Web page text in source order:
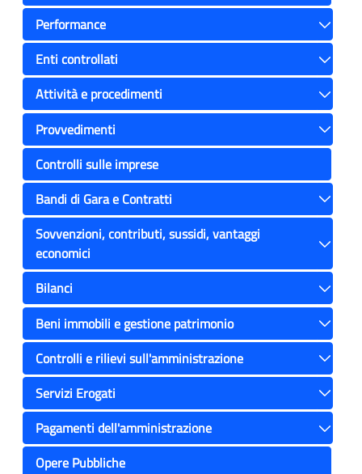
Performance
Toggle
Enti controllati
Toggle
Attività e procedimenti
Toggle
Provvedimenti
Toggle
Controlli sulle imprese
Bandi di Gara e Contratti
Toggle
Sovvenzioni, contributi, sussidi, vantaggi
economici
Toggle
Bilanci
Toggle
Beni immobili e gestione patrimonio
Toggle
Controlli e rilievi sull'amministrazione
Toggle
Servizi Erogati
Toggle
Pagamenti dell'amministrazione
Toggle
Opere Pubbliche